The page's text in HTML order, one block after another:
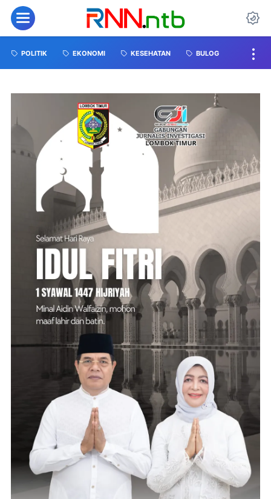
POLITIK EKONOMI KESEHATAN BULOG